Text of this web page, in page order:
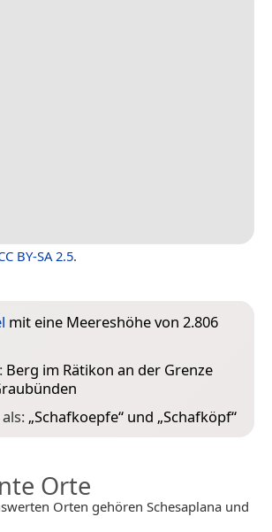
BY-SA 2.5.
mit eine Meereshöhe von 2.806
Berg im Rätikon an der Grenze
„Schafkoepfe“ und „Schafköpf“
Orte
Orten gehören Schesaplana und